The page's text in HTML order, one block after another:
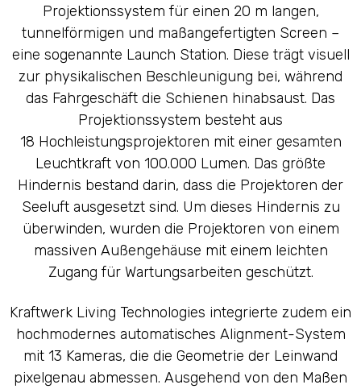
Projektionssystem für einen 20 m langen,
tunnelförmigen und maßangefertigten Screen –
eine sogenannte Launch Station. Diese trägt visuell
zur physikalischen Beschleunigung bei, während
das Fahrgeschäft die Schienen hinabsaust. Das
Projektionssystem besteht aus
18 Hochleistungsprojektoren mit einer gesamten
Leuchtkraft von 100.000 Lumen. Das größte
Hindernis bestand darin, dass die Projektoren der
Seeluft ausgesetzt sind. Um dieses Hindernis zu
überwinden, wurden die Projektoren von einem
massiven Außengehäuse mit einem leichten
Zugang für Wartungsarbeiten geschützt.
Kraftwerk Living Technologies integrierte zudem ein
hochmodernes automatisches Alignment-System
mit 13 Kameras, die die Geometrie der Leinwand
pixelgenau abmessen. Ausgehend von den Maßen